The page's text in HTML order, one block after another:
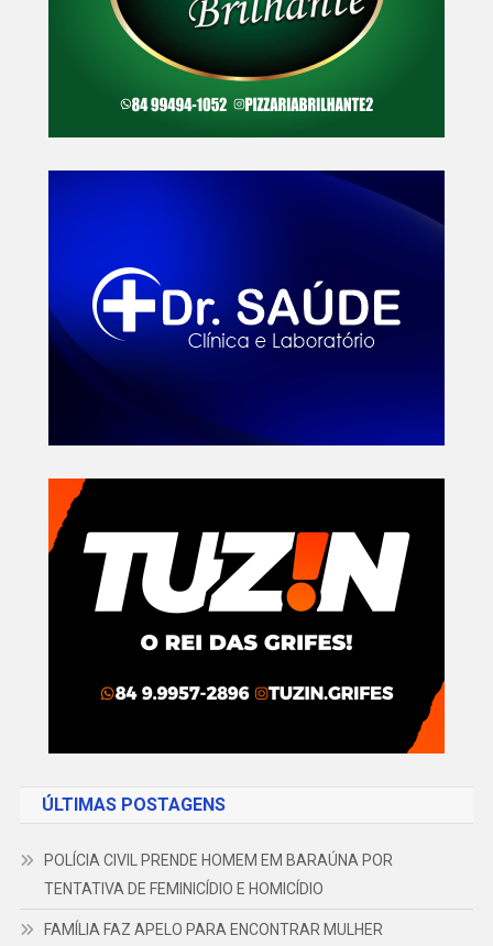
ÚLTIMAS POSTAGENS
POLÍCIA CIVIL PRENDE HOMEM EM BARAÚNA POR
TENTATIVA DE FEMINICÍDIO E HOMICÍDIO
FAMÍLIA FAZ APELO PARA ENCONTRAR MULHER